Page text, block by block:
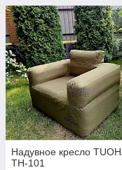
Надувное кресло
ТН-101